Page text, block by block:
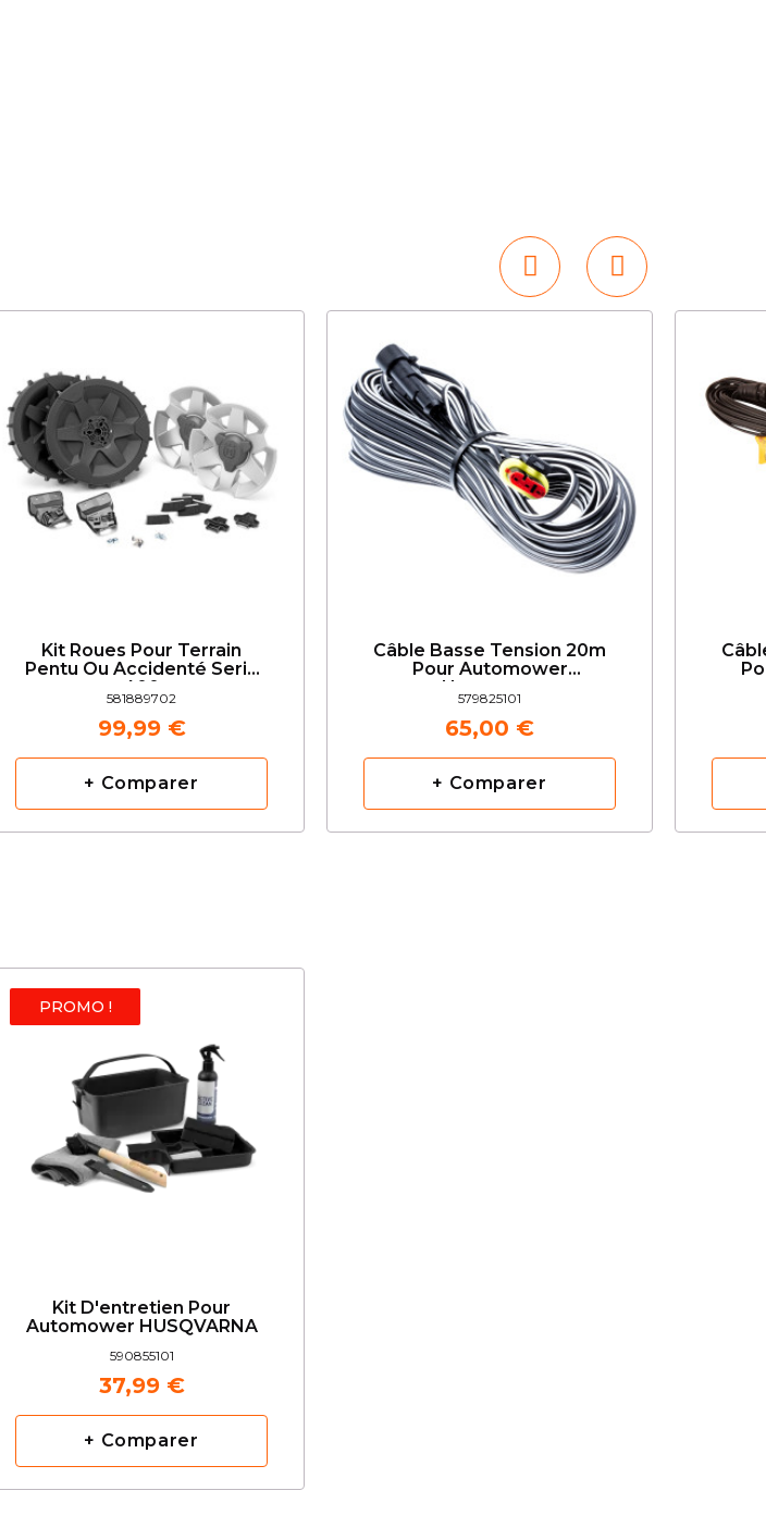
Kit Roues Pour Terrain
Pentu Ou Accidenté Serie
400
581889702
99,99 €
+ Comparer
Câble Basse Tension 20m
Pour Automower
Husqvarna
579825101
65,00 €
+ Comparer
PROMO !
Kit D'entretien Pour
Automower HUSQVARNA
590855101
37,99 €
+ Comparer